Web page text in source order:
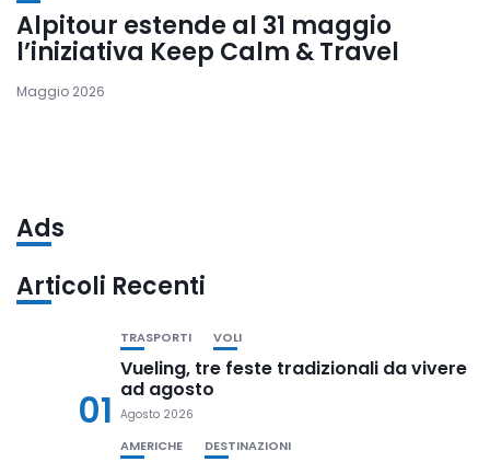
Alpitour estende al 31 maggio
l’iniziativa Keep Calm & Travel
Maggio 2026
Ads
Articoli Recenti
01
TRASPORTI VOLI
Vueling, tre feste tradizionali da vivere
ad agosto
Agosto 2026
AMERICHE DESTINAZIONI